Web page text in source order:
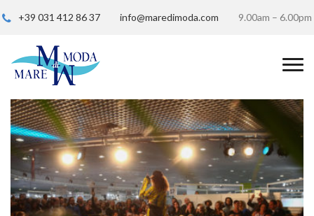
+39 031 412 86 37 info@maredimoda.com 9.00am – 6.00pm